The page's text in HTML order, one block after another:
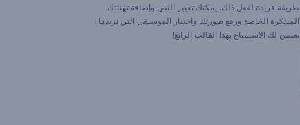
طريقة فريدة لفعل ذلك. يمكنك تغيير النص وإضافة تهنئتك
المبتكرة الخاصة ورفع صورتك واختيار الموسيقى التي تريدها.
نضمن لك الاستمتاع بهذا القالب الرائع!